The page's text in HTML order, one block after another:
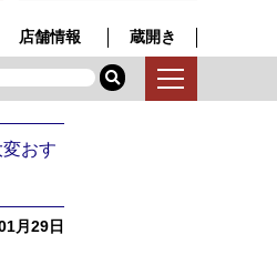
店舗情報 蔵開き
どむろく
おす
月29日